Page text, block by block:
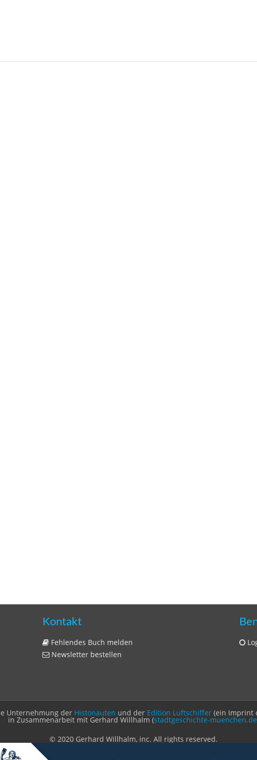
Kontakt
Fehlendes Buch melden
Newsletter bestellen
Unternehmung der Histonauten und der Edition Luftschiffer (ein Imprint
in Zusammenarbeit mit Gerhard Willhalm (stadtgeschichte-muenchen.de
© 2020 Gerhard Willhalm, inc. All rights reserved.